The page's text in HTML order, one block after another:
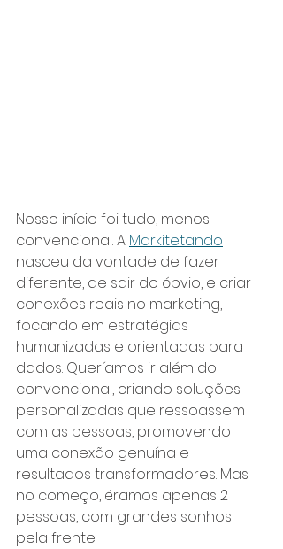
Nosso início foi tudo, menos
convencional. A Markitetando
nasceu da vontade de fazer
diferente, de sair do óbvio, e criar
conexões reais no marketing,
focando em estratégias
humanizadas e orientadas para
dados. Queríamos ir além do
convencional, criando soluções
personalizadas que ressoassem
com as pessoas, promovendo
uma conexão genuína e
resultados transformadores. Mas
no começo, éramos apenas 2
pessoas, com grandes sonhos
pela frente.